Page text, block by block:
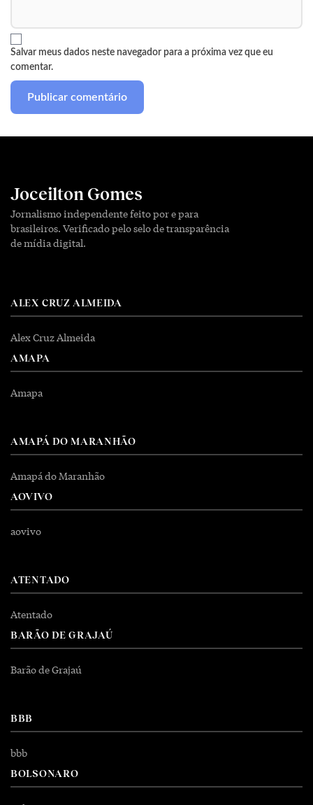
Salvar meus dados neste navegador para a próxima vez que eu
comentar.
Joceilton Gomes
Jornalismo independente feito por e para
brasileiros. Verificado pelo selo de transparência
de mídia digital.
ALEX CRUZ ALMEIDA
Alex Cruz Almeida
AMAPA
Amapa
AMAPÁ DO MARANHÃO
Amapá do Maranhão
AOVIVO
aovivo
ATENTADO
Atentado
BARÃO DE GRAJAÚ
Barão de Grajaú
BBB
bbb
BOLSONARO